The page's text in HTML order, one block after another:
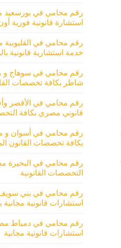
رقم محامي في
استشارة قانونية فورية
رقم محامي في
خدمة استشارية قانونية
رقم محامي في سوهاج و
شاطر بكافة تخصصات
رقم محامي في الأقصر
قانوني مصري بكافة
رقم محامي في أسوان و
بكافة تخصصات القانون
رقم محامي في
التخصصات القانونية
رقم محامي في بني
استشارات قانونية
رقم محامي في دمياط
استشارات قانونية مجانية